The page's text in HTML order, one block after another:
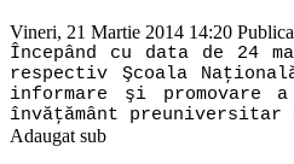
Vineri, 21 Martie 2014 14:20
Începând cu data de
respectiv Şcoala
informare şi
învăţământ
Adaugat sub